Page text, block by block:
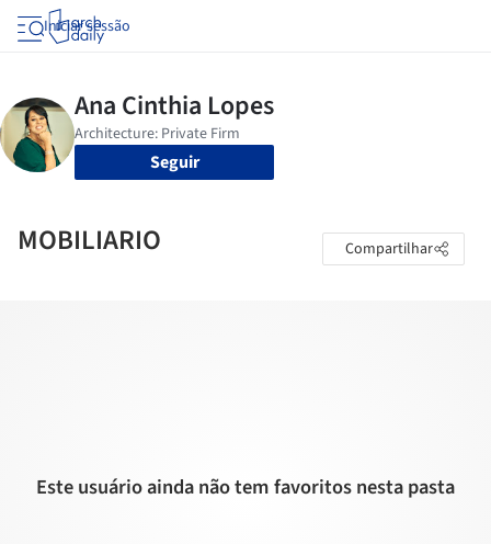
Iniciar sessão
Seguir
MOBILIARIO Compartilhar
Este usuário ainda não tem favoritos nesta pasta